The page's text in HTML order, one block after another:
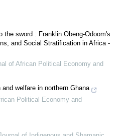
the sword : Franklin Obeng-Odoom's
and Social Stratification in Africa -
of African Political Economy and
welfare in northern Ghana
Political Economy and